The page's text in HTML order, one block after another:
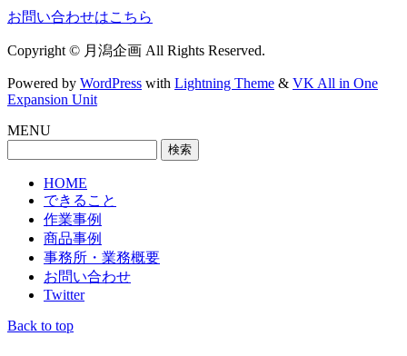
お問い合わせはこちら
Copyright © 月潟企画 All Rights Reserved.
Powered by WordPress with Lightning Theme & VK All in One
Expansion Unit
MENU
HOME
できること
作業事例
商品事例
事務所・業務概要
お問い合わせ
Twitter
Back to top